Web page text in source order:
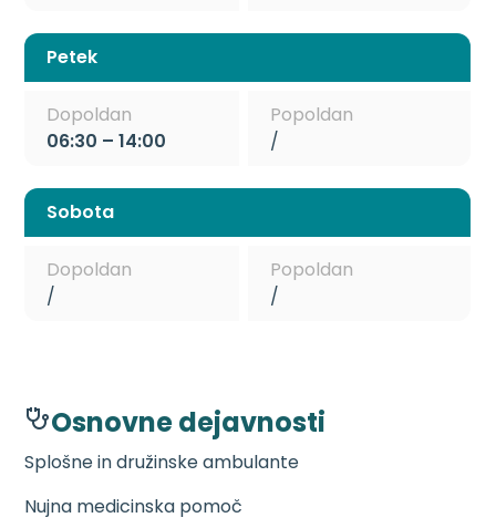
Petek
Dopoldan
06:30 – 14:00
Popoldan
/
Sobota
Dopoldan
/
Popoldan
/
Osnovne dejavnosti
Splošne in družinske ambulante
Nujna medicinska pomoč